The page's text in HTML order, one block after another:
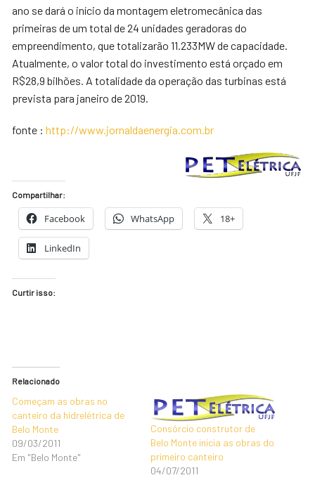
ano se dará o início da montagem eletromecânica das
primeiras de um total de 24 unidades geradoras do
empreendimento, que totalizarão 11.233MW de capacidade.
Atualmente, o valor total do investimento está orçado em
R$28,9 bilhões. A totalidade da operação das turbinas está
prevista para janeiro de 2019.
fonte :http://www.jornaldaenergia.com.br
Compartilhar:
Facebook WhatsApp 18+
LinkedIn
Curtir isso:
Relacionado
Começam as obras no
canteiro da hidrelétrica de
Belo Monte
09/03/2011
Em "Belo Monte"
Consórcio construtor de
Belo Monte inicia as obras do
primeiro canteiro
04/07/2011